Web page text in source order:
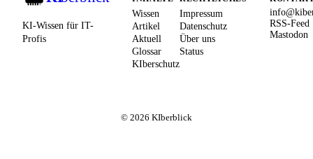
KI-Wissen für IT-
Profis
Wissen
Artikel
Aktuell
Glossar
KIberschutz
Impressum
Datenschutz
Über uns
Status
RSS-Feed
Mastodon
© 2026 KIberblick